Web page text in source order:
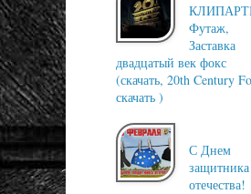
Футаж,
Заставка
двадцатый век фокс
(скачать, 20th Century
скачать )
С Днем
защитника
отечества!